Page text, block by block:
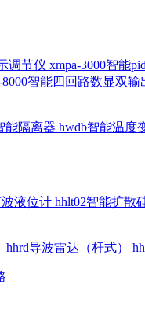
调节仪 xmpa-3000智能
8000智能四回路数显双
能隔离器 hwdb智能温度
液位计 hhlt02智能扩散
hhrd导波雷达（杆式）